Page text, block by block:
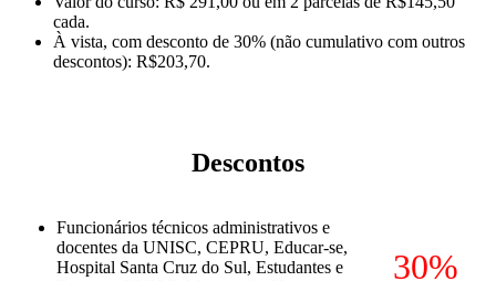
cada.
À vista, com desconto de 30% (não cumulativo com outros
descontos): R$203,70.
Descontos
Funcionários técnicos administrativos e
docentes da UNISC, CEPRU, Educar-se,
Hospital Santa Cruz do Sul, Estudantes e
30%